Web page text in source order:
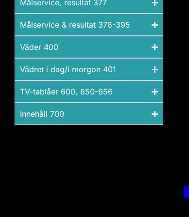
Målservice, resultat 377​
Målservice & resultat 376-395​
Väder 400
Vädret i dag/i morgon 401​
TV-tablåer 600, 650-656​
Innehåll 700​